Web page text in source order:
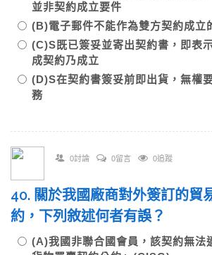
並非契約成立要件
(B)電子郵件不能作為雙方契約成
(C)S既已簽妥並寄出契約書，即表
成契約乃成立
(D)S在契約書簽妥前即出貨，無權
務
0討論 0留言 0追蹤
40. 關於我國廠商對外簽訂的貿
約，下列敘述何者有誤？
(A)我國非聯合國會員，該契約無法